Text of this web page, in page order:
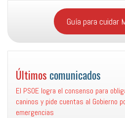
Guía para cuidar
Últimos comunicados
El PSOE logra el consenso para
caninos y pide cuentas al Gobierno
emergencias